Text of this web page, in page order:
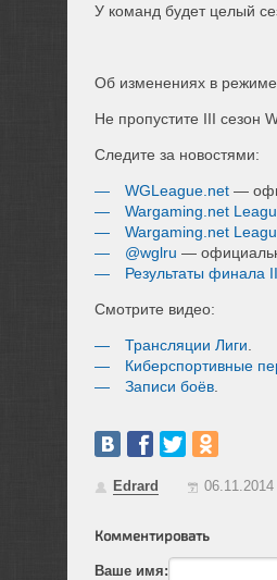
У команд будет целый
Об изменениях в
Не пропустите III сезон
Следите за новостями:
WGLeague.net —
Wargaming.net
Wargaming.net
@wglru —
Результаты финала
Смотрите видео:
Трансляции Лиги
Киберспортивные
Записи боёв
Edrard
Комментировать
Ваше имя: